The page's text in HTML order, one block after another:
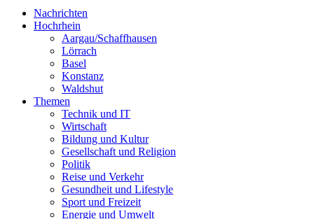
Nachrichten
Hochrhein
Aargau/Schaffhausen
Lörrach
Basel
Konstanz
Waldshut
Themen
Technik und IT
Wirtschaft
Bildung und Kultur
Gesellschaft und Religion
Politik
Reise und Verkehr
Gesundheit und Lifestyle
Sport und Freizeit
Energie und Umwelt